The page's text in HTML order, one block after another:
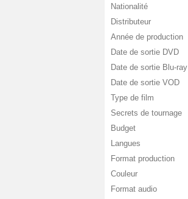
Nationalité
Distributeur
Année de production
Date de sortie DVD
Date de sortie Blu-ray
Date de sortie VOD
Type de film
Secrets de tournage
Budget
Langues
Format production
Couleur
Format audio